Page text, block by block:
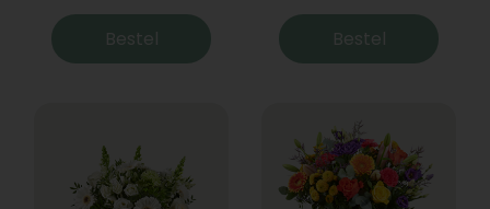
Bestel Bestel